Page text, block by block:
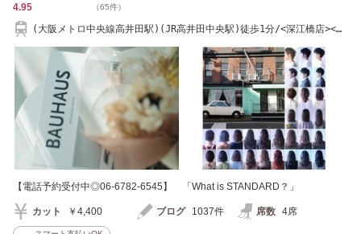
4.95 （65件）
(大阪メトロ中央線高井田駅)(JR高井田中央駅)徒歩1分/<深江橋店><緑
【電話予約受付中◎06-6782-6545】 「What is STANDARD？」
カット ￥4,400 ブログ 1037件 席数 4席